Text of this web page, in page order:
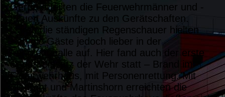
Gerne erteilten die Feuerwehrmänner und -
frauen Auskünfte zu den Gerätschaften.
Durch die ständigen Regenschauer hielten
sich die Gäste jedoch lieber in der
Fahrzeughalle auf. Hier fand auch der erste
Sondereinsatz der Wehr statt – Brand im
Feuerwehrhaus, mit Personenrettung. Mit
Blaulicht und Martinshorn erreichten die